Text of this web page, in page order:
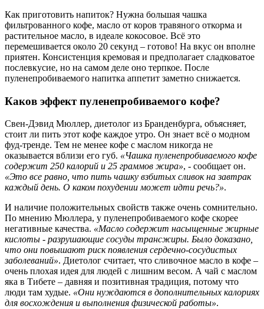
Как приготовить напиток? Нужна большая чашка
фильтрованного кофе, масло от коров травяного откорма и
растительное масло, в идеале кокосовое. Всё это
перемешивается около 20 секунд – готово! На вкус он вполне
приятен. Консистенция кремовая и предполагает сладковатое
послевкусие, но на самом деле оно терпкое. После
пуленепробиваемого напитка аппетит заметно снижается.
Каков эффект пуленепробиваемого кофе?
Свен-Дэвид Мюллер, диетолог из Бранденбурга, объясняет,
стоит ли пить этот кофе каждое утро. Он знает всё о модном
фуд-тренде. Тем не менее кофе с маслом никогда не
оказывается вблизи его губ. «Чашка пуленепробиваемого кофе
содержит 250 калорий и 25 граммов жира», - сообщает он.
«Это все равно, что пить чашку взбитых сливок на завтрак
каждый день. О каком похудении может идти речь?».
И наличие положительных свойств также очень сомнительно.
По мнению Мюллера, у пуленепробиваемого кофе скорее
негативные качества. «Масло содержит насыщенные жирные
кислоты - разрушающие сосуды трансжиры. Было доказано,
что они повышают риск появления сердечно-сосудистых
заболеваний». Диетолог считает, что сливочное масло в кофе –
очень плохая идея для людей с лишним весом. А чай с маслом
яка в Тибете – давняя и позитивная традиция, потому что
люди там худые. «Они нуждаются в дополнительных калориях
для восхождения и выполнения физической работы».